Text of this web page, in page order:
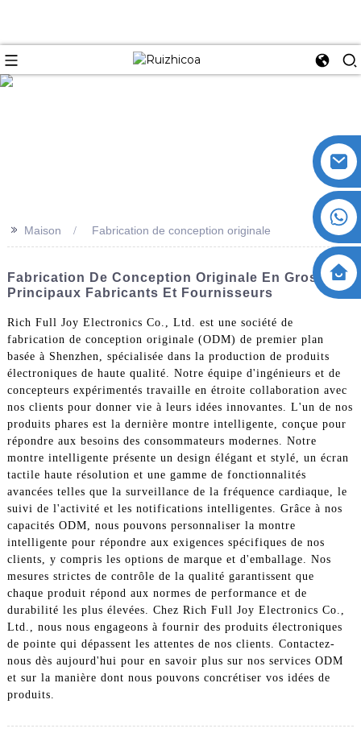
>> Maison Fabrication de conception originale
Fabrication De Conception Originale En Gros :
Principaux Fabricants Et Fournisseurs
Rich Full Joy Electronics Co., Ltd. est une société de
fabrication de conception originale (ODM) de premier plan
basée à Shenzhen, spécialisée dans la production de produits
électroniques de haute qualité. Notre équipe d'ingénieurs et de
concepteurs expérimentés travaille en étroite collaboration avec
nos clients pour donner vie à leurs idées innovantes. L'un de nos
produits phares est la dernière montre intelligente, conçue pour
répondre aux besoins des consommateurs modernes. Notre
montre intelligente présente un design élégant et stylé, un écran
tactile haute résolution et une gamme de fonctionnalités
avancées telles que la surveillance de la fréquence cardiaque, le
suivi de l'activité et les notifications intelligentes. Grâce à nos
capacités ODM, nous pouvons personnaliser la montre
intelligente pour répondre aux exigences spécifiques de nos
clients, y compris les options de marque et d'emballage. Nos
mesures strictes de contrôle de la qualité garantissent que
chaque produit répond aux normes de performance et de
durabilité les plus élevées. Chez Rich Full Joy Electronics Co.,
Ltd., nous nous engageons à fournir des produits électroniques
de pointe qui dépassent les attentes de nos clients. Contactez-
nous dès aujourd'hui pour en savoir plus sur nos services ODM
et sur la manière dont nous pouvons concrétiser vos idées de
produits.